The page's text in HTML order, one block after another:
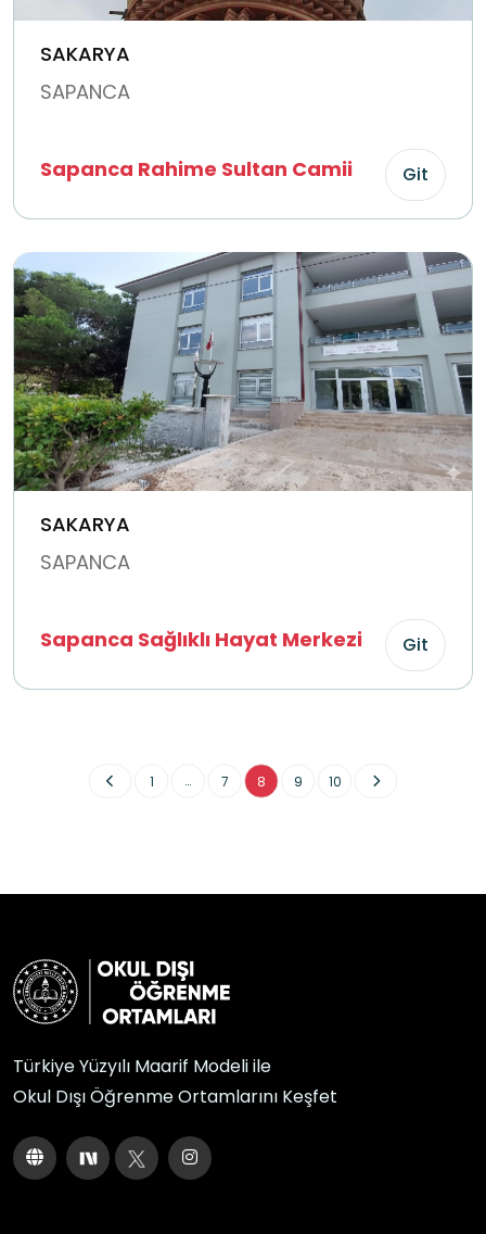
SAKARYA
SAPANCA
Sapanca Rahime Sultan Camii Git
SAKARYA
SAPANCA
Sapanca Sağlıklı Hayat Merkezi Git
1 ... 7 8 9 10
Türkiye Yüzyılı Maarif Modeli ile
Okul Dışı Öğrenme Ortamlarını Keşfet